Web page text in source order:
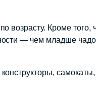
возрасту. Кроме того,
— чем младше